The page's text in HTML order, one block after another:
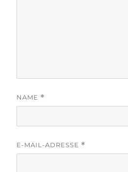
NAME *
E-MAIL-ADRESSE *